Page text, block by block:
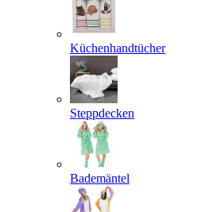
Küchenhandtücher
Steppdecken
Bademäntel